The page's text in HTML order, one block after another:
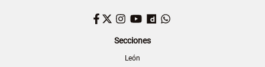
Facebook
TwitterInstagram
YouTubeDailymotion
Secciones
León